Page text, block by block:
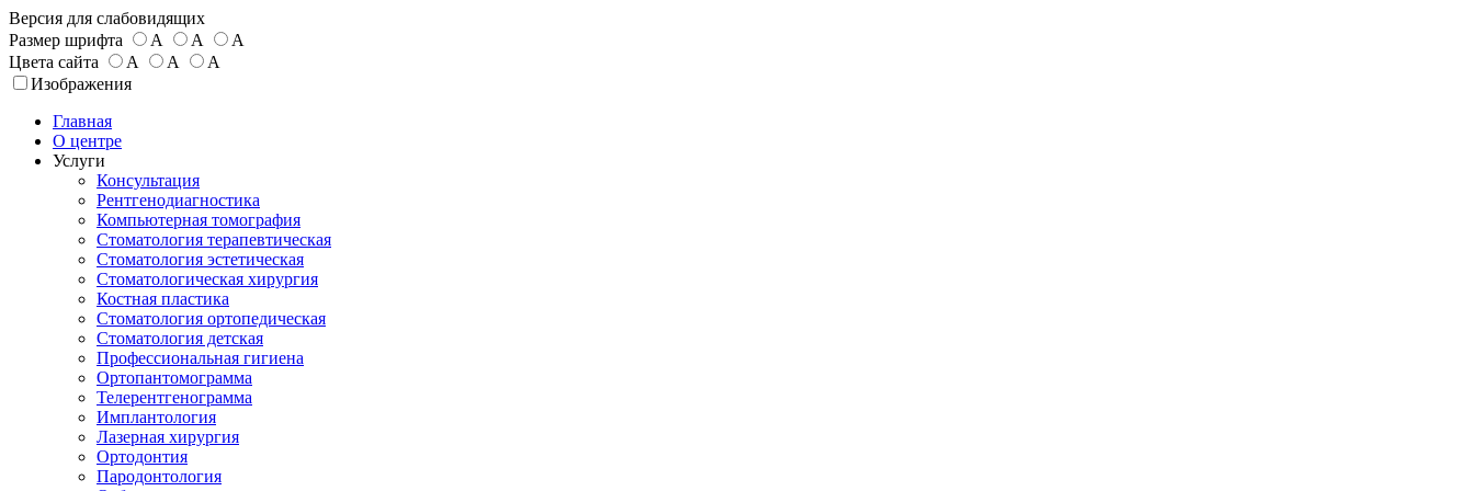
Версия для слабовидящих
Размер шрифта
А А
А
Цвета сайта
А А
А
Изображения
Главная
О центре
Услуги
Консультация
Рентгенодиагностика
Компьютерная томография
Стоматология терапевтическая
Стоматология эстетическая
Стоматологическая хирургия
Костная пластика
Стоматология ортопедическая
Стоматология детская
Профессиональная гигиена
Ортопантомограмма
Телерентгенограмма
Имплантология
Лазерная хирургия
Ортодонтия
Пародонтология